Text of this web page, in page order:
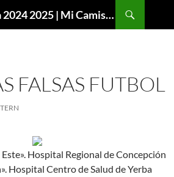
Chandal de Chelsea 2024 2025 | Mi Camiseta Futbol
FALSAS FUTBOL
Hospital Regional de Concepción
Hospital Centro de Salud de Yerba